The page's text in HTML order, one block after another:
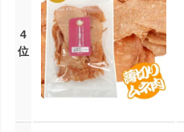
4
位